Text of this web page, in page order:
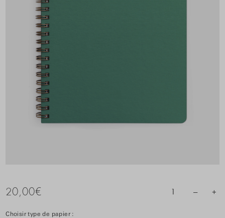
20,00€ 1 – +
Choisir type de papier :